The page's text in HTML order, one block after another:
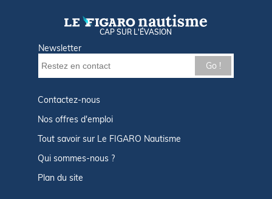
CAP SUR L'ÉVASION
Newsletter
Go !
Contactez-nous
Nos offres d'emploi
Tout savoir sur Le FIGARO Nautisme
Qui sommes-nous ?
Plan du site